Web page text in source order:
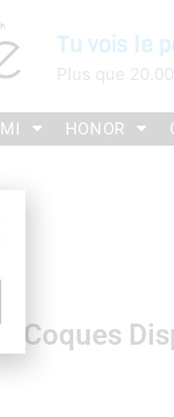
Tu vois le
Plus que 20.00
HONOR
Coques